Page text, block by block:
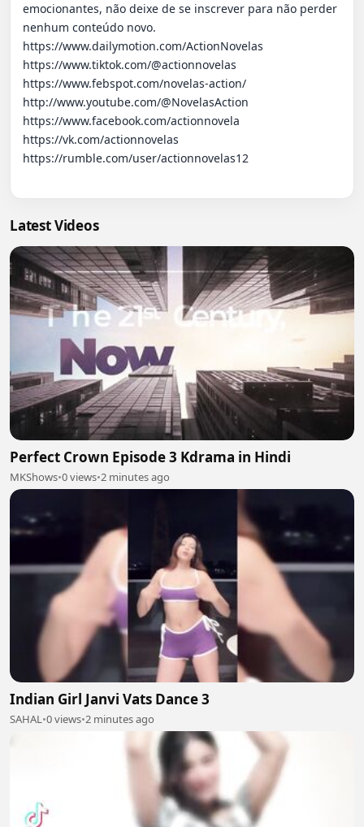
emocionantes, não deixe de se inscrever para não perder
nenhum conteúdo novo.
https://www.dailymotion.com/ActionNovelas
https://www.tiktok.com/@actionnovelas
https://www.febspot.com/novelas-action/
http://www.youtube.com/@NovelasAction
https://www.facebook.com/actionnovela
https://vk.com/actionnovelas
https://rumble.com/user/actionnovelas12
Latest Videos
Perfect Crown Episode 3 Kdrama in Hindi
MKShows•0 views•2 minutes ago
Indian Girl Janvi Vats Dance 3
SAHAL•0 views•2 minutes ago